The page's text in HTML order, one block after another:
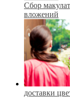
Сбор
вложений
доставки